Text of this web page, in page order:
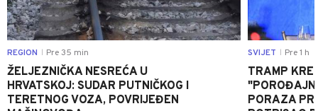
REGION Pre 35 min
ŽELJEZNIČKA NESREĆA U
HRVATSKOJ: SUDAR PUTNIČKOG I
TERETNOG VOZA, POVRIJEĐEN
SVIJET Pre 1 h
TRAMP
PORAZA